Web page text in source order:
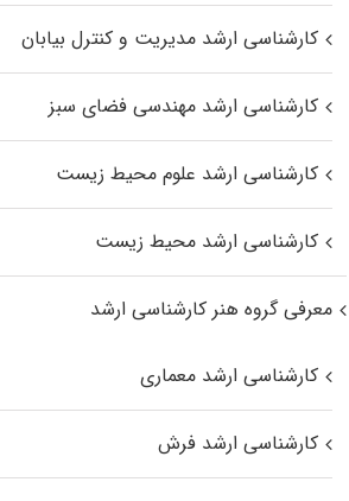
کارشناسی ارشد مدیریت و کنترل بیابان
کارشناسی ارشد مهندسی فضای سبز
کارشناسی ارشد علوم محیط‌ زیست
کارشناسی ارشد محیط زیست
معرفی گروه هنر کارشناسی ارشد
کارشناسی ارشد معماری
کارشناسی ارشد فرش